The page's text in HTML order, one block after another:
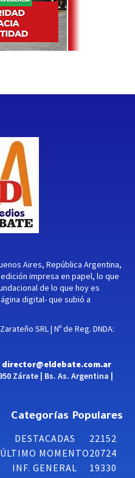
Aires, República Argentina,
impresa en papel, lo que
de lo que hoy es
digital- que subió a
SRL | Nº de Reg. DNDA:
director@eldebate.com.ar
Zárate | Bs. As. Argentina |
Categorías Populares
DESTACADAS
22152
ÚLTIMO MOMENTO20724
INF. GENERAL
19330